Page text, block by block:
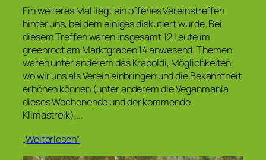
Ein weiteres Mal liegt ein offenes Vereinstreffen
hinter uns, bei dem einiges diskutiert wurde. Bei
diesem Treffen waren insgesamt 12 Leute im
greenroot am Marktgraben 14 anwesend. Themen
waren unter anderem das Krapoldi, Möglichkeiten,
wo wir uns als Verein einbringen und die Bekanntheit
erhöhen können (unter anderem die Veganmania
dieses Wochenende und der kommende
Klimastreik),…
„Weiterlesen“